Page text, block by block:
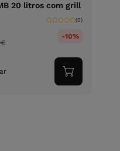
20 litros com grill
(0)
€
-10%
Adicionar
ao